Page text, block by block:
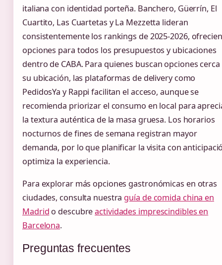
italiana con identidad porteña. Banchero, Güerrín, El
Cuartito, Las Cuartetas y La Mezzetta lideran
consistentemente los rankings de 2025-2026,
opciones para todos los presupuestos y ubicaciones
dentro de CABA. Para quienes buscan opciones cerca
su ubicación, las plataformas de delivery como
PedidosYa y Rappi facilitan el acceso, aunque se
recomienda priorizar el consumo en local para
la textura auténtica de la masa gruesa. Los horarios
nocturnos de fines de semana registran mayor
demanda, por lo que planificar la visita con
optimiza la experiencia.
Para explorar más opciones gastronómicas en otras
ciudades, consulta nuestra guía de comida china en
Madrid o descubreactividades imprescindibles en
Barcelona.
Preguntas frecuentes